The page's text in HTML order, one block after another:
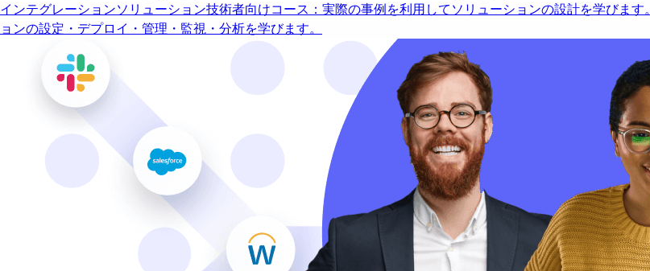
インテグレーションソリューション技術者向けコース：実際の事例を利用してソリューションの設計を学びます。
ョンの設定・デプロイ・管理・監視・分析を学びます。